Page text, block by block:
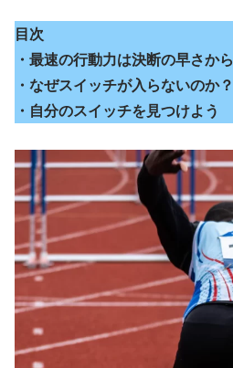
目次
・最速の行動力は決断の早さから
・なぜスイッチが入らないのか？
・自分のスイッチを見つけよう